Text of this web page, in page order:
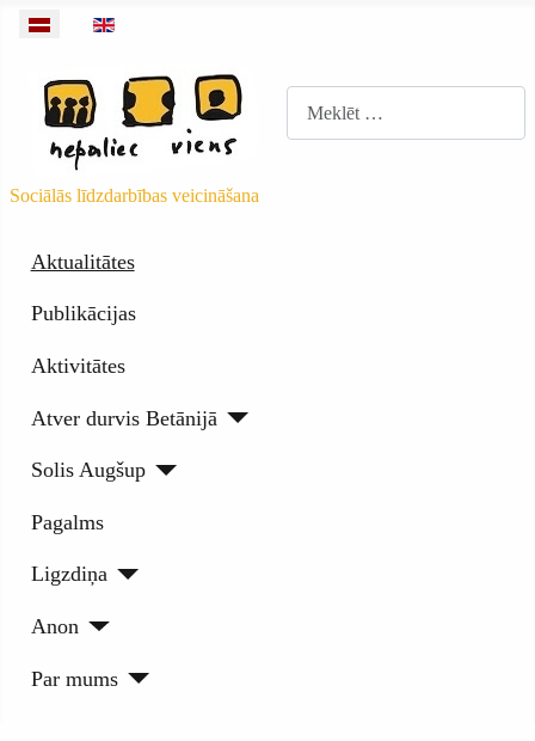
Izvēlieties valodu
Sociālās līdzdarbības veicināšana
Aktualitātes
Publikācijas
Aktivitātes
Atver durvis Betānijā
Solis Augšup
Pagalms
Ligzdiņa
Anon
Par mums